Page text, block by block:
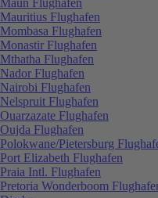
Mauritius Flughafen
Mombasa Flughafen
Monastir Flughafen
Mthatha Flughafen
Nador Flughafen
Nairobi Flughafen
Nelspruit Flughafen
Ouarzazate Flughafen
Oujda Flughafen
Polokwane/Pietersburg
Port Elizabeth Flughafen
Praia Intl. Flughafen
Pretoria Wonderboom